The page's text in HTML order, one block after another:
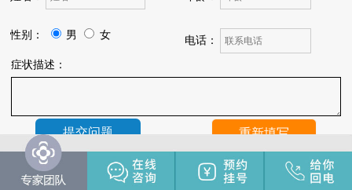
性别： 男 女
电话：
症状描述：
温馨提示：
我院将于24小时内与您联系，请保持手机畅通，注
意来电。